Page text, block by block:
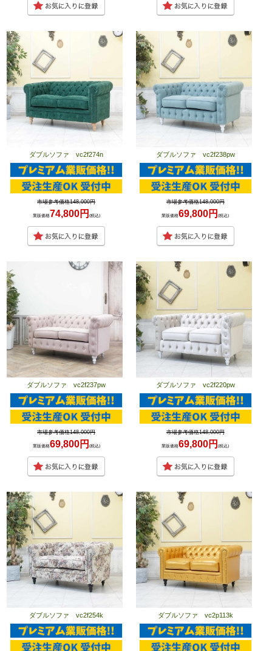
ダブルソファ vc2f274n
市場参考価格148,000円
業販価格74,800円 (税込)
ダブルソファ vc2f238pw
市場参考価格148,000円
業販価格69,800円(税込)
ダブルソファ vc2f237pw
市場参考価格148,000円
業販価格69,800円 (税込)
ダブルソファ vc2f220pw
市場参考価格148,000円
業販価格69,800円(税込)
ダブルソファ vc2f254k ダブルソファ vc2p113k